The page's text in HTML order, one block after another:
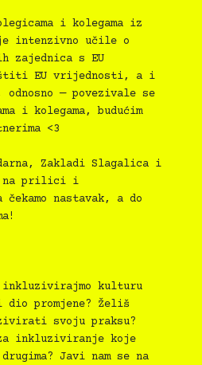
i kolegama iz
intenzivno učile o
zajednica s EU
EU vrijednosti, a i
— povezivale se
i kolegama, budućim
<3
Zakladi Slagalica i
u na prilici i
nastavak, a do
inkluzivirajmo kulturu
promjene? Želiš
svoju praksu?
inkluziviranje koje
Javi nam se na